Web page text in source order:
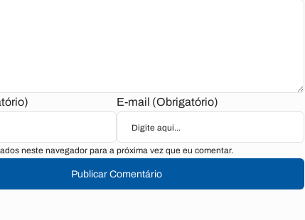
E-mail (Obrigatório)
neste navegador para a próxima vez que eu comentar.
Publicar Comentário